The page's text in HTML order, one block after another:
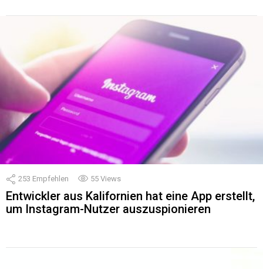
253 Empfehlen 55 Views
Entwickler aus Kalifornien hat eine App erstellt,
um Instagram-Nutzer auszuspionieren